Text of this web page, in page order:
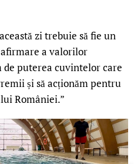
zi trebuie să fie un
a valorilor
puterea cuvintelor care
și să acționăm pentru
României.”
LIVE